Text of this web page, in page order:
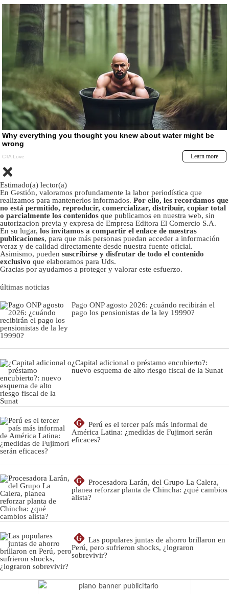
Estimado(a) lector(a)
En Gestión, valoramos profundamente la labor periodística que
realizamos para mantenerlos informados. Por ello, les recordamos que
no está permitido, reproducir, comercializar, distribuir, copiar total
o parcialmente los contenidos que publicamos en nuestra web, sin
autorizacion previa y expresa de Empresa Editora El Comercio S.A.
En su lugar, los invitamos a compartir el enlace de nuestras
publicaciones, para que más personas puedan acceder a información
veraz y de calidad directamente desde nuestra fuente oficial.
Asimismo, pueden suscribirse y disfrutar de todo el contenido
exclusivo que elaboramos para Uds.
Gracias por ayudarnos a proteger y valorar este esfuerzo.
últimas noticias
Pago ONP agosto 2026: ¿cuándo recibirán el
pago los pensionistas de la ley 19990?
¿Capital adicional o préstamo encubierto?:
nuevo esquema de alto riesgo fiscal de la Sunat
G
Perú es el tercer país más informal de
América Latina: ¿medidas de Fujimori serán
eficaces?
G
Procesadora Larán, del Grupo La Calera,
planea reforzar planta de Chincha: ¿qué cambios
alista?
G
Las populares juntas de ahorro brillaron en
Perú, pero sufrieron shocks, ¿lograron
sobrevivir?